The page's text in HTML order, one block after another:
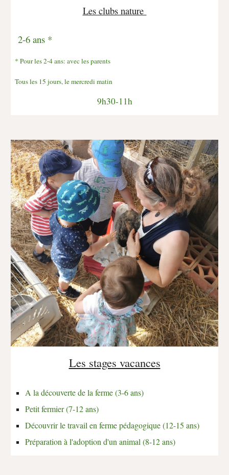
Les clubs nature
2-6 ans *
* Pour les 2-4 ans: avec les parents
Tous les 15 jours, le mercredi matin
9h30-11h
Les stages vacances
A la découverte de la ferme (3-6 ans)
Petit fermier (7-12ans)
Découvrir le travail en ferme pédagogique (12-15 ans)
Préparation à l'adoption d'un animal(8-12 ans)